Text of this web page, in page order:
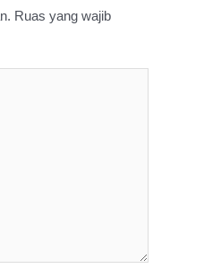
Ruas yang wajib